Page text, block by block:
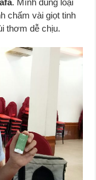
chấm vài giọt tinh
thơm dễ chịu.